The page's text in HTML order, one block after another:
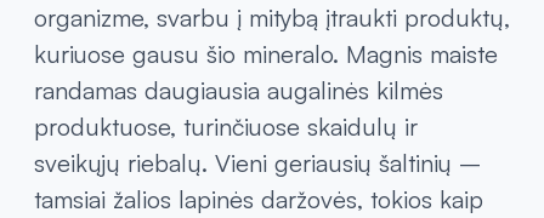
organizme, svarbu į mitybą įtraukti produktų,
kuriuose gausu šio mineralo. Magnis maiste
randamas daugiausia augalinės kilmės
produktuose, turinčiuose skaidulų ir
sveikųjų riebalų. Vieni geriausių šaltinių –
tamsiai žalios lapinės daržovės, tokios kaip